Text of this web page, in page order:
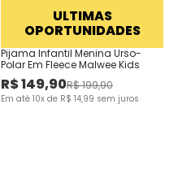
ULTIMAS
OPORTUNIDADES
Pijama Infantil Menina Urso-
Polar Em Fleece Malwee Kids
R$149,90R$199,90
Em até 10x de R$ 14,99 sem juros